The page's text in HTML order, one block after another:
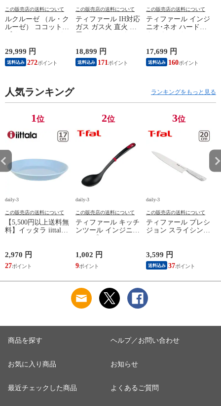
この販売店の送料について
ルクルーゼ （ル・ク
ルーゼ） ココットエ
ジ ホーロー鍋 IH対
応 直火（ガス火）対
応 Le Creuset【北海
29,999 円
送料込み 272
この販売店の送料について
ティファール IH対応
ガス ガス火 直火 兼
アンリミテッド セッ
ト9 L38591 + バタフ
ライガラスぶた
18,899 円
送料込み 171
この販売店の送料について
ティファール インジ
ニオ･ネオ ハードチ
点 L43891 + フライ
パン22cm + バタフラ
イガラスぶた 26cm付
用 直火 T-fal 【北海
2009c2222
17,699 円
送料込み 160
人気ランキング ランキングをもっと見る
1位
daily-3
この販売店の送料について
【5,500円以上送料無
料】イッタラ iittala
イスブルー プレート
北欧 食器 ita12-c043
2,970 円
27
2位
daily-3
この販売店の送料について
ティファール キッチ
ンツール インジニオ
1,002 円
9
3位
daily-3
この販売店の送料について
ティファール プレシ
ジョン スライシング
ンレス 包丁 肉スラ
イス 鋼 高耐久性 食
洗機対応 薄切り ス
円加算】 tfa9109-
sl200
3,599 円
送料込み 37
商品を探す
お気に入り商品
最近チェックした商品
ヘルプ／お問い合わせ
お知らせ
よくあるご質問